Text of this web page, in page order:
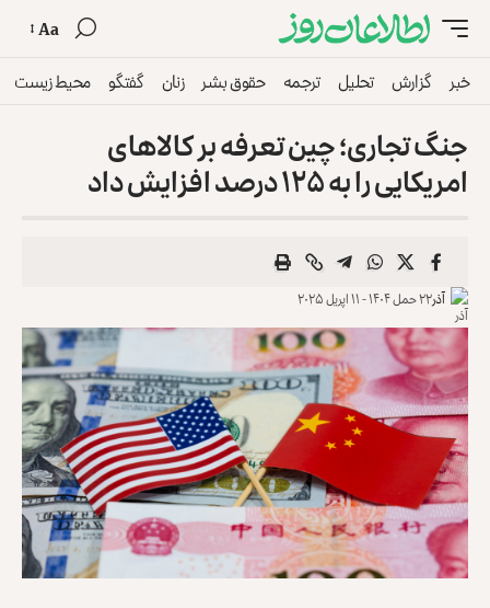
Aa
خبر گزارش تحلیل ترجمه حقوق بشر زنان گفتگو محیط زیست
جنگ تجاری؛ چین تعرفه بر کالاهای
امریکایی را به ۱۲۵ درصد افزایش داد
آذر۲۲ حمل ۱۴۰۴ - ۱۱ اپریل ۲۰۲۵